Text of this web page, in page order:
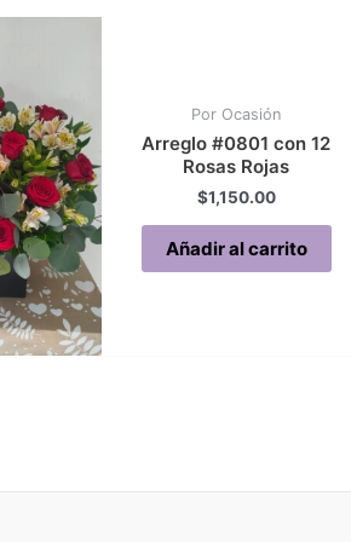
Por Ocasión
Arreglo #0801 con 12
Rosas Rojas
$1,150.00
Añadir al carrito